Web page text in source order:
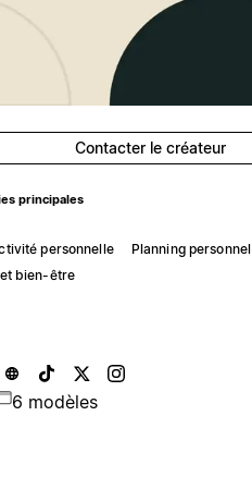
Contacter le créateur
principales
personnelle
Planning personnel
bien-être
6 modèles